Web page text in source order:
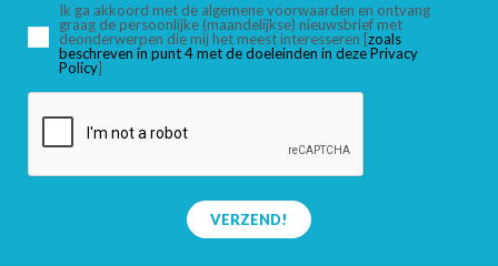
Ik ga akkoord met de algemene voorwaarden en ontvang
graag de persoonlijke (maandelijkse) nieuwsbrief met
deonderwerpen die mij het meest interesseren [zoals
beschreven in punt 4 met de doeleinden in deze Privacy
Policy]
VERZEND!